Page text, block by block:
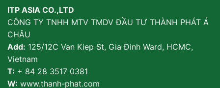
ITP ASIA CO.,LTD
CÔNG TY TNHH MTV TMDV ĐẦU TƯ THÀNH PHÁT Á
CHÂU
Add: 125/12C Van Kiep St, Gia Đinh Ward, HCMC,
Vietnam
T: + 84 28 3517 0381
W: www.thanh-phat.com